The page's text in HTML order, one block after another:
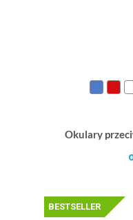
Okulary
BESTSELLER